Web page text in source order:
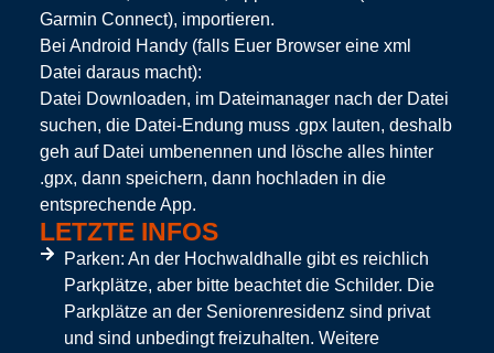
Garmin Connect), importieren.
Bei Android Handy(falls Euer Browser eine xml
Datei daraus macht):
Datei Downloaden, im Dateimanager nach der Datei
suchen, die Datei-Endung muss .gpx lauten, deshalb
geh auf Datei umbenennen und lösche alles hinter
.gpx, dann speichern, dann hochladen in die
entsprechende App.
LETZTE INFOS
Parken: An der Hochwaldhalle gibt es reichlich
Parkplätze, aber bitte beachtet die Schilder. Die
Parkplätze an der Seniorenresidenz sind privat
und sind unbedingt freizuhalten. Weitere